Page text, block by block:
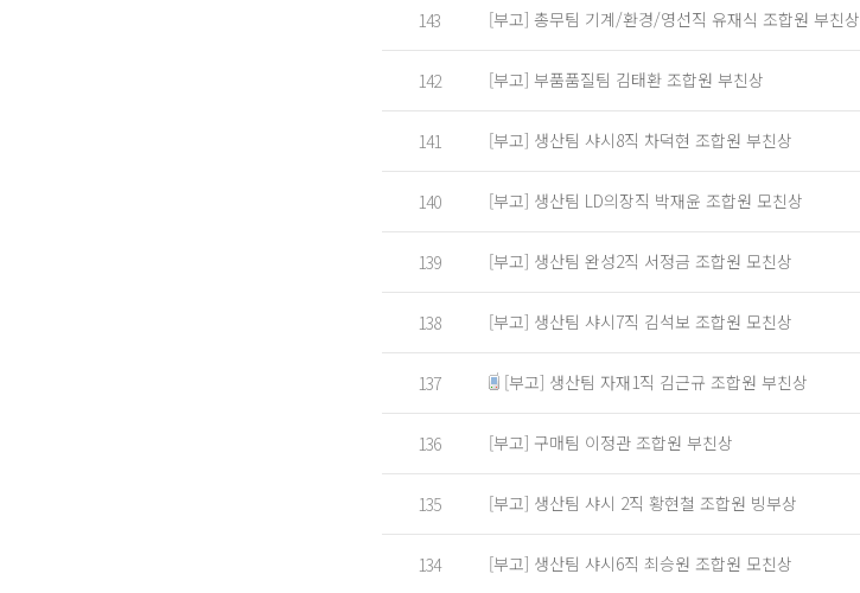
143 [부고] 총무팀 기계/환경/영선직 유재식 조합원 부친상
142 [부고] 부품품질팀 김태환 조합원 부친상
141 [부고] 생산팀 샤시8직 차덕현 조합원 부친상
140 [부고] 생산팀 LD의장직 박재윤 조합원 모친상
139 [부고] 생산팀 완성2직 서정금 조합원 모친상
138 [부고] 생산팀 샤시7직 김석보 조합원 모친상
137 [부고] 생산팀 자재1직 김근규 조합원 부친상
136 [부고] 구매팀 이정관 조합원 부친상
135 [부고] 생산팀 샤시 2직 황현철 조합원 빙부상
134 [부고] 생산팀 샤시6직 최승원 조합원 모친상